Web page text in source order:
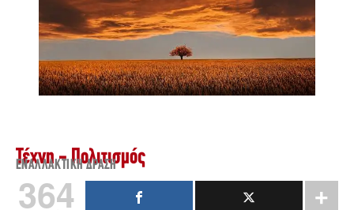
Τέχνη - Πολιτισμός
ΕΝΑΛΛΑΚΤΙΚΉ ΔΡΆΣΗ
364